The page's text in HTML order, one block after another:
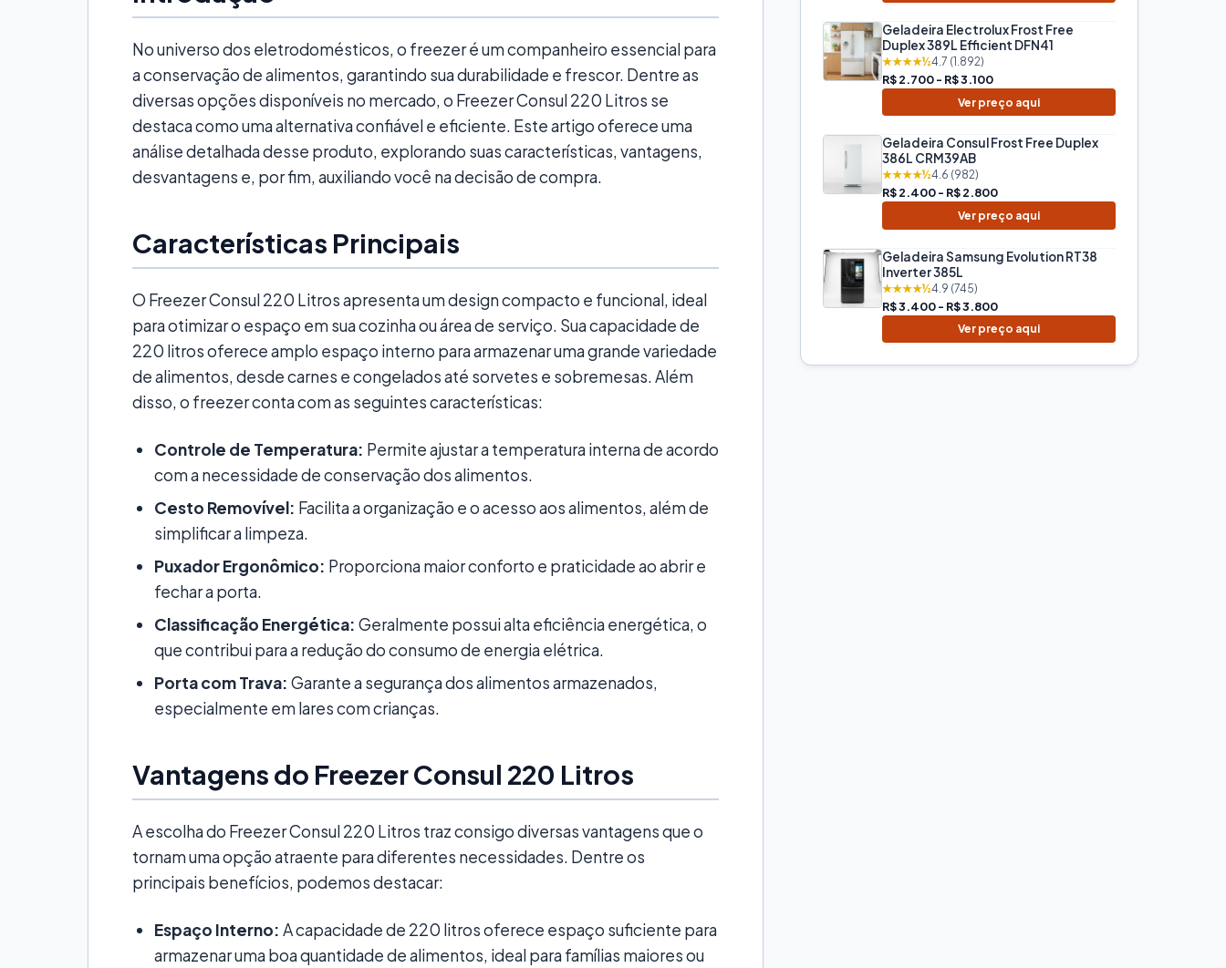
No universo dos eletrodomésticos, o freezer é um companheiro essencial para
a conservação de alimentos, garantindo sua durabilidade e frescor. Dentre as
diversas opções disponíveis no mercado, o Freezer Consul 220 Litros se
destaca como uma alternativa confiável e eficiente. Este artigo oferece uma
análise detalhada desse produto, explorando suas características, vantagens,
desvantagens e, por fim, auxiliando você na decisão de compra.
Características Principais
O Freezer Consul 220 Litros apresenta um design compacto e funcional, ideal
para otimizar o espaço em sua cozinha ou área de serviço. Sua capacidade de
220 litros oferece amplo espaço interno para armazenar uma grande variedade
de alimentos, desde carnes e congelados até sorvetes e sobremesas. Além
disso, o freezer conta com as seguintes características:
Controle de Temperatura: Permite ajustar a temperatura interna de acordo
com a necessidade de conservação dos alimentos.
Cesto Removível: Facilita a organização e o acesso aos alimentos, além de
simplificar a limpeza.
Puxador Ergonômico: Proporciona maior conforto e praticidade ao abrir e
fechar a porta.
Classificação Energética: Geralmente possui alta eficiência energética, o
que contribui para a redução do consumo de energia elétrica.
Porta com Trava: Garante a segurança dos alimentos armazenados,
especialmente em lares com crianças.
Vantagens do Freezer Consul 220 Litros
A escolha do Freezer Consul 220 Litros traz consigo diversas vantagens que o
tornam uma opção atraente para diferentes necessidades. Dentre os
principais benefícios, podemos destacar:
Espaço Interno: A capacidade de 220 litros oferece espaço suficiente para
armazenar uma boa quantidade de alimentos, ideal para famílias maiores ou
Geladeira Electrolux Frost Free
Duplex 389L Efficient DFN41
★★★★½4.7 (1.892)
R$ 2.700 - R$ 3.100
Ver preço aqui
Geladeira Consul Frost Free Duplex
386L CRM39AB
★★★★½4.6 (982)
R$ 2.400 - R$ 2.800
Ver preço aqui
Geladeira Samsung Evolution RT38
Inverter 385L
★★★★½4.9 (745)
R$ 3.400 - R$ 3.800
Ver preço aqui